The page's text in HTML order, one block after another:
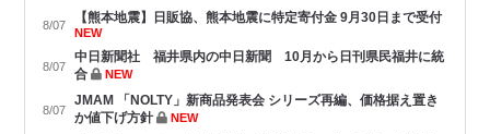
8/07 【熊本地震】日販協、熊本地震に特定寄付金 9月30日まで受付
NEW
8/07
中日新聞社 福井県内の中日新聞 10月から日刊県民福井に統
合
NEW
8/07
JMAM 「NOLTY」新商品発表会 シリーズ再編、価格据え置き
か値下げ方針
NEW